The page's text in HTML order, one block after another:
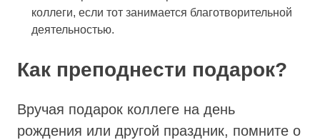
коллеги, если тот занимается благотворительной
деятельностью.
Как преподнести подарок?
Вручая подарок коллеге на день
рождения или другой праздник, помните о